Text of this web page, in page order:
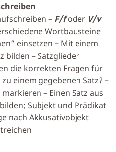
– F/foder V/v
Wortbausteine
einsetzen – Mit einem
bilden – Satzglieder
die korrekten Fragen für
einem gegebenen Satz? –
– Einen Satz aus
Subjekt und Prädikat
nach Akkusativobjekt